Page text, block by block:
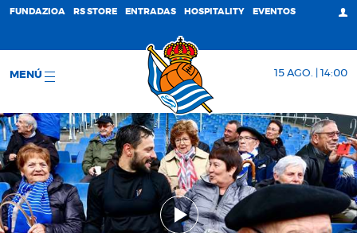
FUNDAZIOA RS STORE ENTRADAS HOSPITALITY EVENTOS
MENÚ 15 AGO. | 14:00